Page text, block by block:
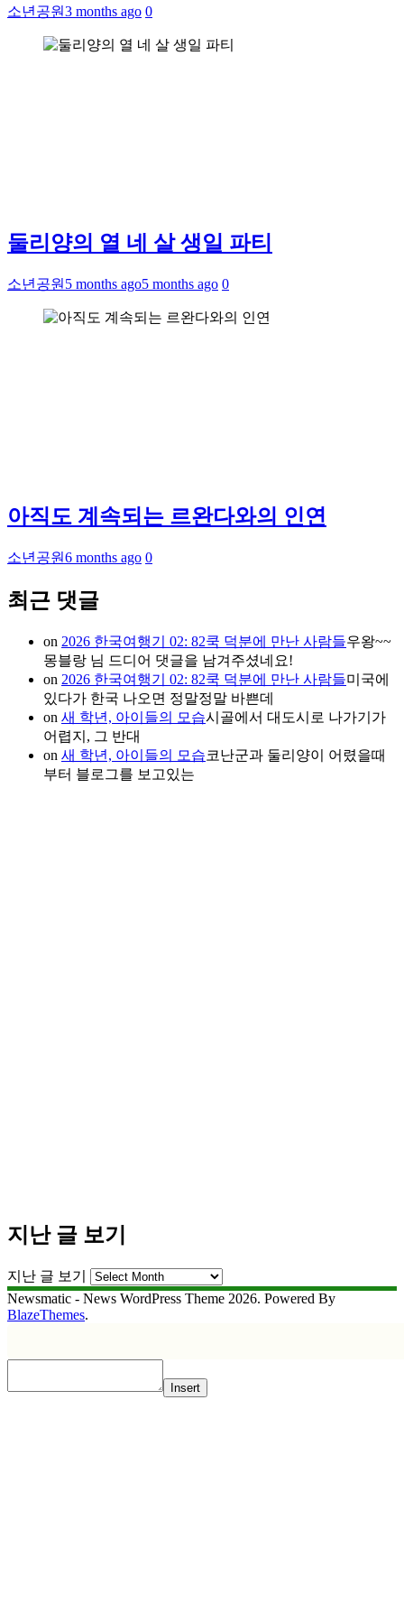
소년공원3 months ago 0
둘리양의 열 네 살 생일 파티
소년공원 5 months ago5 months ago 0
아직도 계속되는 르완다와의 인연
소년공원6 months ago 0
최근 댓글
on 2026 한국여행기 02: 82쿡 덕분에 만난 사람들우왕~~
몽블랑 님 드디어 댓글을 남겨주셨네요!
on 2026 한국여행기 02: 82쿡 덕분에 만난 사람들미국에
있다가 한국 나오면 정말정말 바쁜데
on 새 학년, 아이들의 모습시골에서 대도시로 나가기가
어렵지, 그 반대
on 새 학년, 아이들의 모습코난군과 둘리양이 어렸을때
부터 블로그를 보고있는
지난 글 보기
지난 글 보기
Newsmatic - News WordPress Theme 2026. Powered By
BlazeThemes.
Insert